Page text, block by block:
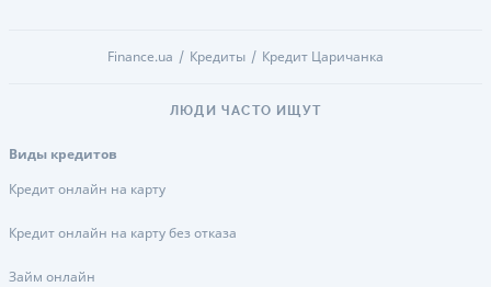
Finance.ua Кредиты Кредит Царичанка
ЛЮДИ ЧАСТО ИЩУТ
Виды кредитов
Кредит онлайн на карту
Кредит онлайн на карту без отказа
Займ онлайн